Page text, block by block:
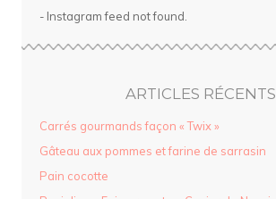
- Instagram feed not found.
ARTICLES RÉCENTS
Carrés gourmands façon « Twix »
Gâteau aux pommes et farine de sarrasin
Pain cocotte